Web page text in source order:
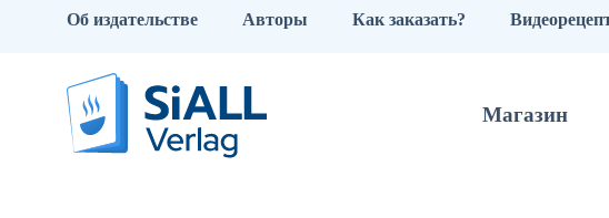
Об издательстве Авторы Как заказать?
Магазин